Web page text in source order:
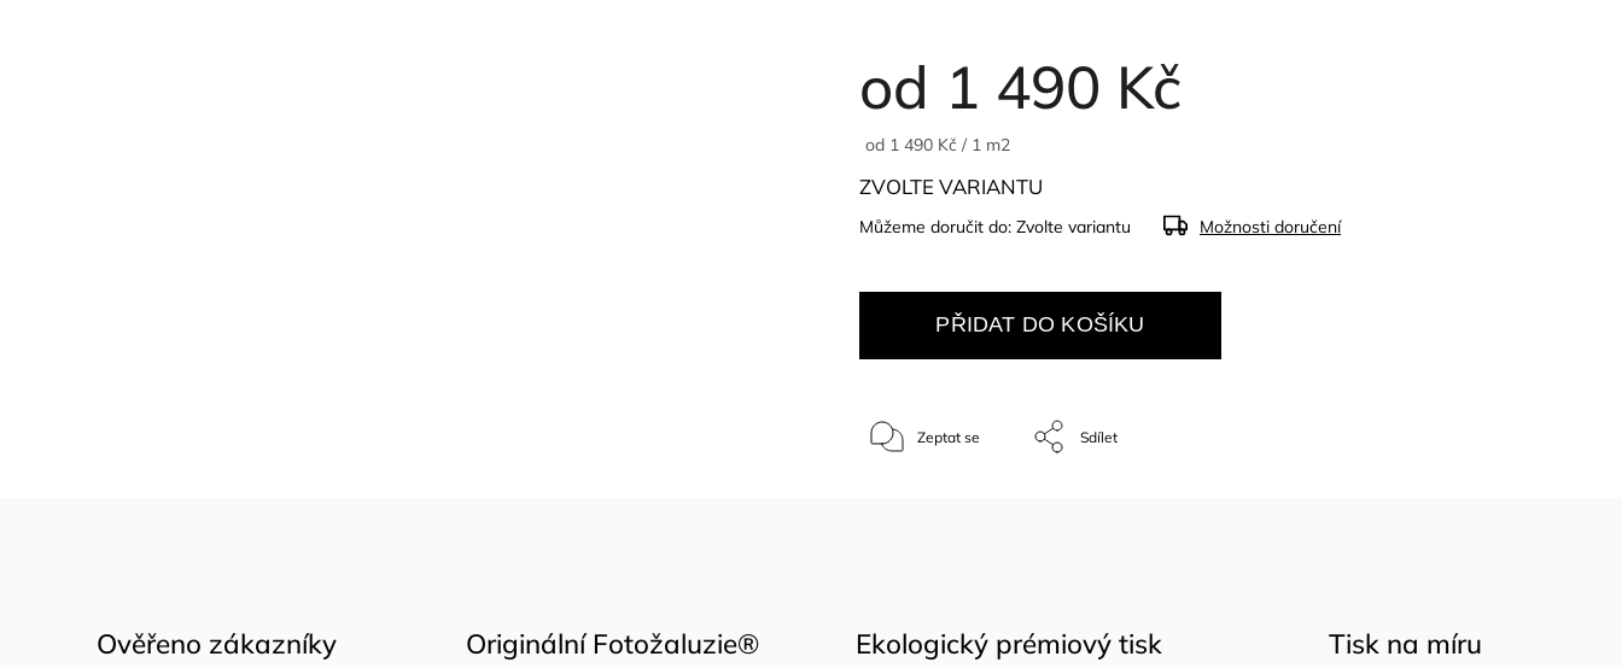
od 1 490 Kč
od 1 490 Kč / 1 m2
ZVOLTE VARIANTU
Můžeme doručit do: Zvolte variantu Možnosti doručení
PŘIDAT DO KOŠÍKU
Zeptat se Sdílet
Ověřeno zákazníky Originální Fotožaluzie® Ekologický prémiový tisk Tisk na míru